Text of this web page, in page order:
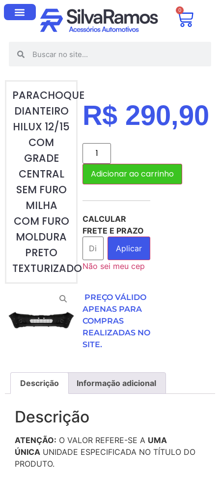
0
PARACHOQUE
DIANTEIRO
HILUX 12/15
COM
GRADE
CENTRAL
SEM FURO
MILHA
COM FURO
MOLDURA
PRETO
TEXTURIZADO
R$ 290,90
Adicionar ao carrinho
CALCULAR
FRETE E PRAZO
Aplicar
Não sei meu cep
PREÇO VÁLIDO
APENAS PARA
COMPRAS
REALIZADAS NO
SITE.
Descrição Informação adicional
Descrição
ATENÇÃO: O VALOR REFERE-SE A UMA
ÚNICA UNIDADE ESPECIFICADA NO TÍTULO DO
PRODUTO.